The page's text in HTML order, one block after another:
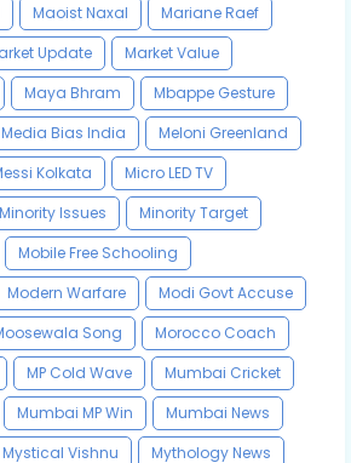
Maoist Naxal
Mariane Raef
Update
Market Value
Maya Bhram
Mbappe Gesture
Media Bias India
Meloni Greenland
Kolkata
Micro LED TV
Minority Issues
Minority Target
Mobile Free Schooling
Modern Warfare
Modi Govt Accuse
Song
Morocco Coach
MP Cold Wave
Mumbai Cricket
Mumbai MP Win
Mumbai News
Mystical Vishnu
Mythology News